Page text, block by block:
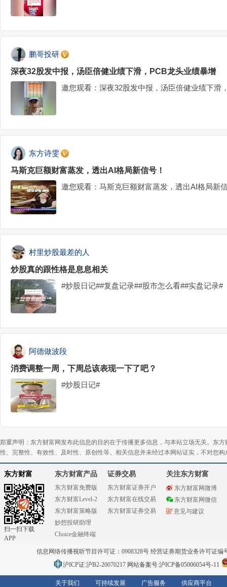
鹏哥投研
深夜32股发中报，汤臣倍健业绩下滑，PCB龙头业绩暴增
邀您观看：深夜32股发中报，汤臣倍健业绩下滑
东方诗雯
马斯克巨额财富蒸发，透出AI格局新信号！
邀您观看：马斯克巨额财富蒸发，透出AI格局新
村里炒股最差的人
炒股真的跟性格是息息相关
#炒股日记##复盘记录##股市怎么看##实盘记录#
阿德做波段
消费调整一周，下周总该表现一下了吧？
#炒股日记#
郑重声明：东方财富网发布此信息的目的在于传播更多信息，与本站立场无关。东
性、完整性、有效性、及时性、原创性等。相关信息并未经过本网站证实，不对您
东方财富
扫一扫下载
APP
东方财富产品
东方财富免费版
东方财富Level-2
东方财富策略版
妙想投研助理
Choice金融终端
证券交易
东方财富证券开户
东方财富在线交易
东方财富证券交易
关注东方财富
东方财富网微博
东方财富网微信
意见与建议
信息网络传播视听节目许可证：0908328号 经营证券期货业务许可证编
沪ICP证:沪B2-20070217 网站备案号:沪ICP备05006054号-11
关于我们 可持续发展 广告服务 供应商平台